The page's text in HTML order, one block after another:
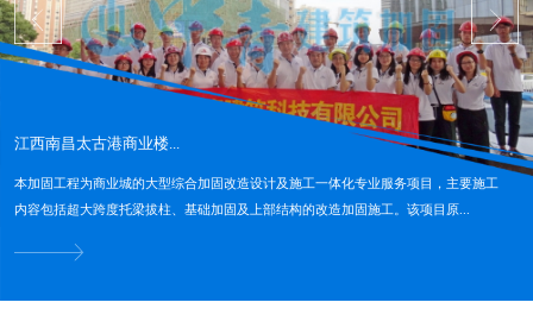
江西南昌太古港商业楼...
本加固工程为商业城的大型综合加固改造设计及施工一体化专业服务项目，主要施工
内容包括超大跨度托梁拔柱、基础加固及上部结构的改造加固施工。该项目原...